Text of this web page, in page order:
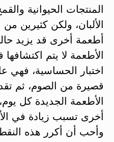
المنتجات الحيوانية
الألبان، ولكن كثيرين
أطعمة أخرى قد يزيد
الأطعمة لا يتم
اختبار الحساسية، فهي
قصيرة من الصوم، ثم
الأطعمة الجديدة كل
أخرى تسبب زيادة في
وأحب أن أكرر هذه